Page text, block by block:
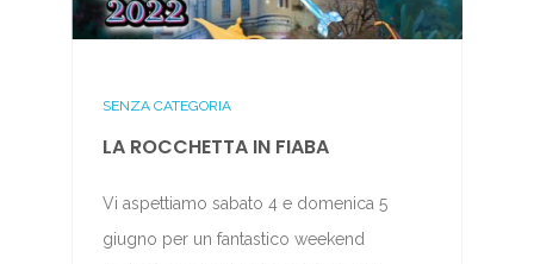
SENZA CATEGORIA
LA ROCCHETTA IN FIABA
Vi aspettiamo sabato 4 e domenica 5
giugno per un fantastico weekend